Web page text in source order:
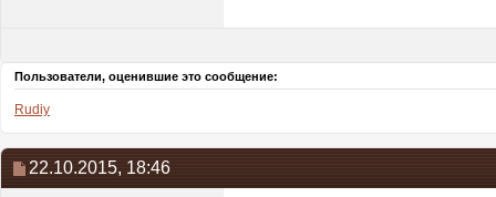
Пользователи, оценившие это сообщение:
Rudiy
22.10.2015, 18:46